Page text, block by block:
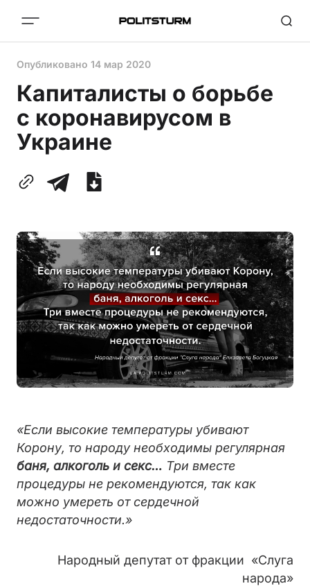
Опубликовано 14 мар 2020
Капиталисты о борьбе
с коронавирусом в
Украине
«Если высокие температуры убивают
Корону, то народу необходимы регулярная
баня, алкоголь и секс… Три вместе
процедуры не рекомендуются, так как
можно умереть от сердечной
недостаточности.»
Народный депутат от фракции «Слуга
народа»